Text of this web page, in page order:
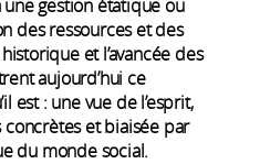
gestion étatique ou
des ressources et des
et l’avancée des
aujourd’hui ce
est : une vue de l’esprit,
et biaisée par
du monde social.